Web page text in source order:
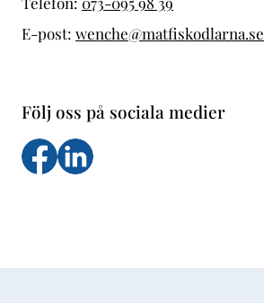
E-post: wenche@matfiskodlarna.se
Följ oss på sociala medier
Följ oss på facebook
Följs oss på LinkedIn